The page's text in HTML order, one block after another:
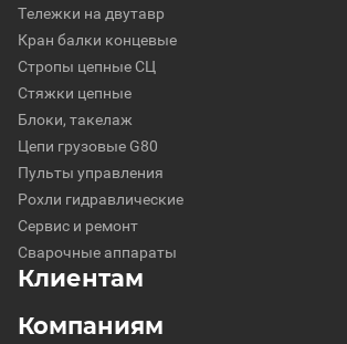
Тележки на двутавр
Кран балки концевые
Стропы цепные СЦ
Стяжки цепные
Блоки, такелаж
Цепи грузовые G80
Пульты управления
Рохли гидравлические
Сервис и ремонт
Сварочные аппараты
Клиентам
Компаниям